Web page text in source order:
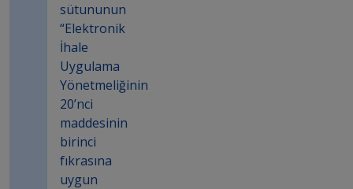
sütununun
“Elektronik
İhale
Uygulama
Yönetmeliğinin
20’nci
maddesinin
birinci
fıkrasına
uygun